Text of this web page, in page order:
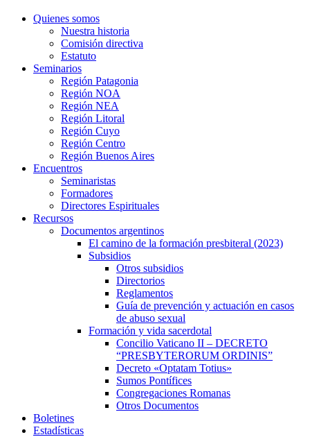
Quienes somos
Nuestra historia
Comisión directiva
Estatuto
Seminarios
Región Patagonia
Región NOA
Región NEA
Región Litoral
Región Cuyo
Región Centro
Región Buenos Aires
Encuentros
Seminaristas
Formadores
Directores Espirituales
Recursos
Documentos argentinos
El camino de la formación presbiteral (2023)
Subsidios
Otros subsidios
Directorios
Reglamentos
Guía de prevención y actuación en casos
de abuso sexual
Formación y vida sacerdotal
Concilio Vaticano II – DECRETO
“PRESBYTERORUM ORDINIS”
Decreto «Optatam Totius»
Sumos Pontífices
Congregaciones Romanas
Otros Documentos
Boletines
Estadísticas